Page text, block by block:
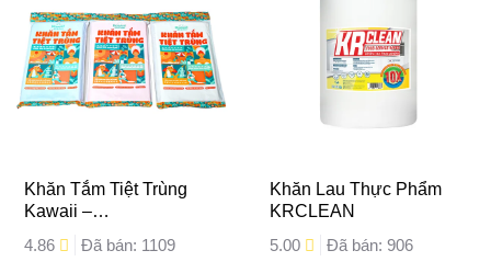
Khăn Tắm Tiệt Trùng
Kawaii –
4.86 Đã bán: 1109
Khăn Lau Thực Phẩm
KRCLEAN
5.00
Đã bán: 906